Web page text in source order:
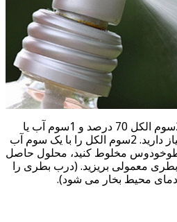
برای ساخت محلول شما به 2سوم الکل 70 درصد و 1سوم آب یا
روغن چای و اسطوخودوس نیاز دارید. 2سوم الکل را با یک سوم آب
اسطوخودوس مخلوط کنید، محلول حاصل
معمولی بریزید. (درب بطری را
دمای محیط بخار می شود).